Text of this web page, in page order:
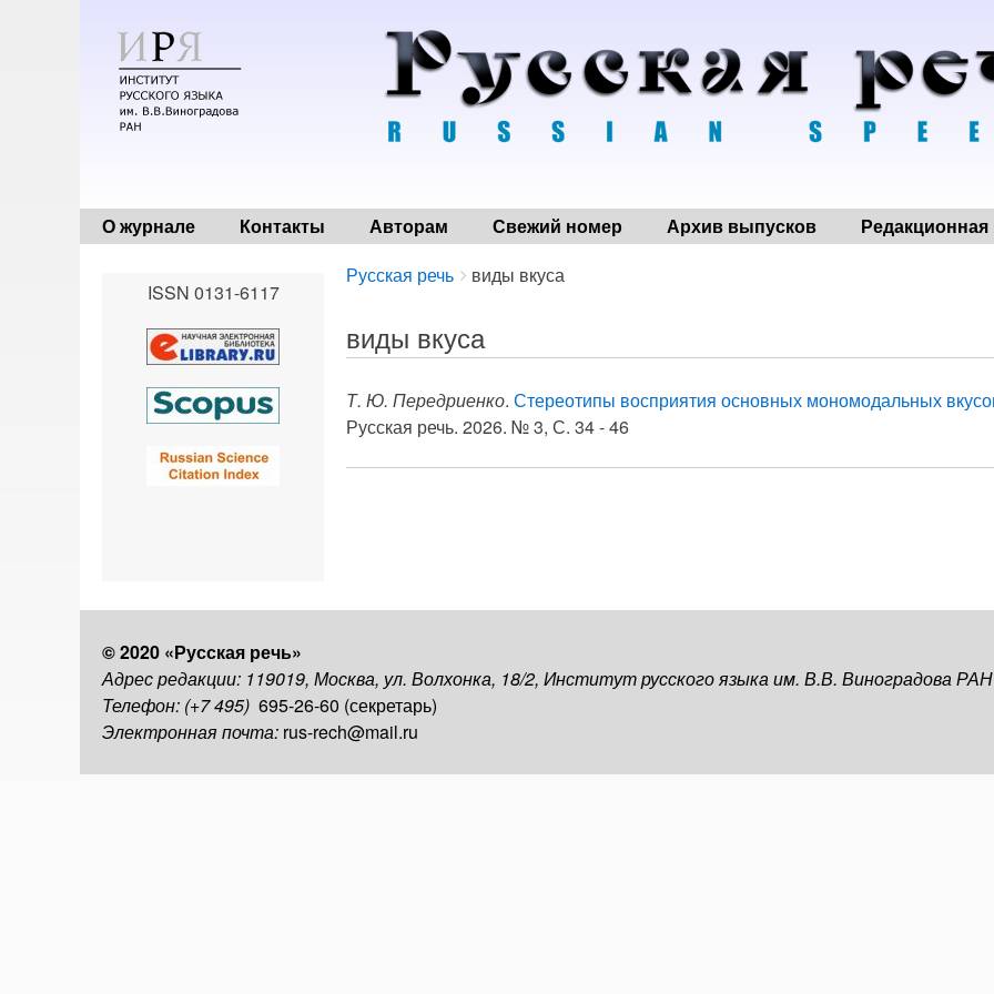
О журнале Контакты Авторам Свежий номер Архив выпусков Редакционная
Breadcrumbs
You
here:
Русская речь виды вкуса
виды вкуса
Т. Ю. Передриенко. Стереотипы восприятия основных мономодальных
Русская речь. 2026. № 3, С. 34 - 46
ISSN 0131-6117
© 2020 «Русская речь»
Адрес редакции: 119019, Москва, ул. Волхонка, 18/2, Институт русского языка им. В.В. Виноградова РАН
Телефон: (+7 495) 695-26-60 (секретарь)
Электронная почта: rus-rech@mail.ru